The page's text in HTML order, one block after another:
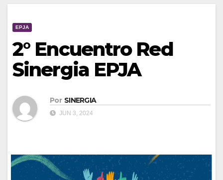
EPJA
2° Encuentro Red
Sinergia EPJA
Por SINERGIA
JUN 3, 2024